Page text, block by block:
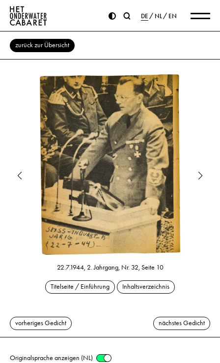
DE NL EN
zurück zur Übersicht
22.7.1944, 2. Jahrgang, Nr. 32, Seite 10
Titelseite / Einführung Inhaltsverzeichnis
vorheriges Gedicht nächstes Gedicht
Originalsprache anzeigen (NL)